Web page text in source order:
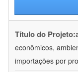
Título do Projeto:
econômicos,
importações por